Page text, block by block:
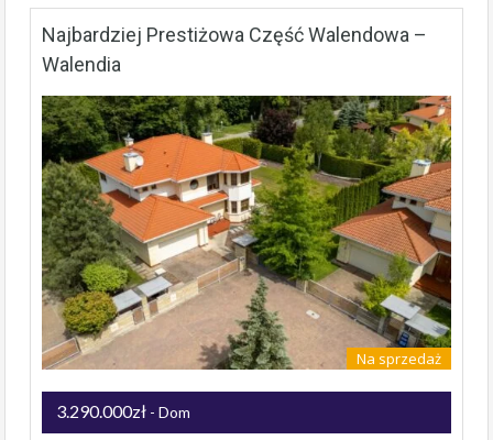
Najbardziej Prestiżowa Część Walendowa –
Walendia
Na sprzedaż
3.290.000zł - Dom